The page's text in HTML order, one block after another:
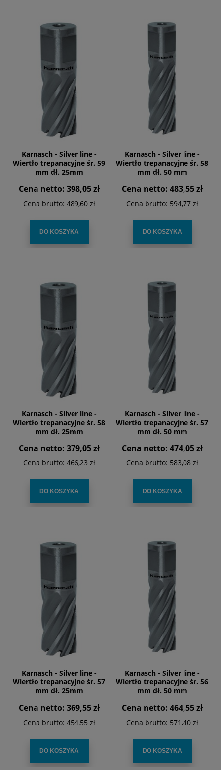
Karnasch - Silver line -
Wiertło trepanacyjne śr. 59
mm dł. 25mm
Cena netto: 398,05 zł
Cena brutto: 489,60 zł
DO KOSZYKA
Karnasch - Silver line -
Wiertło trepanacyjne śr. 58
mm dł. 50 mm
Cena netto: 483,55 zł
Cena brutto: 594,77 zł
DO KOSZYKA
Karnasch - Silver line -
Wiertło trepanacyjne śr. 58
mm dł. 25mm
Cena netto: 379,05 zł
Cena brutto: 466,23 zł
DO KOSZYKA
Karnasch - Silver line -
Wiertło trepanacyjne śr. 57
mm dł. 50 mm
Cena netto: 474,05 zł
Cena brutto: 583,08 zł
DO KOSZYKA
Karnasch - Silver line -
Wiertło trepanacyjne śr. 57
mm dł. 25mm
Cena netto: 369,55 zł
Cena brutto: 454,55 zł
DO KOSZYKA
Karnasch - Silver line -
Wiertło trepanacyjne śr. 56
mm dł. 50 mm
Cena netto: 464,55 zł
Cena brutto: 571,40 zł
DO KOSZYKA